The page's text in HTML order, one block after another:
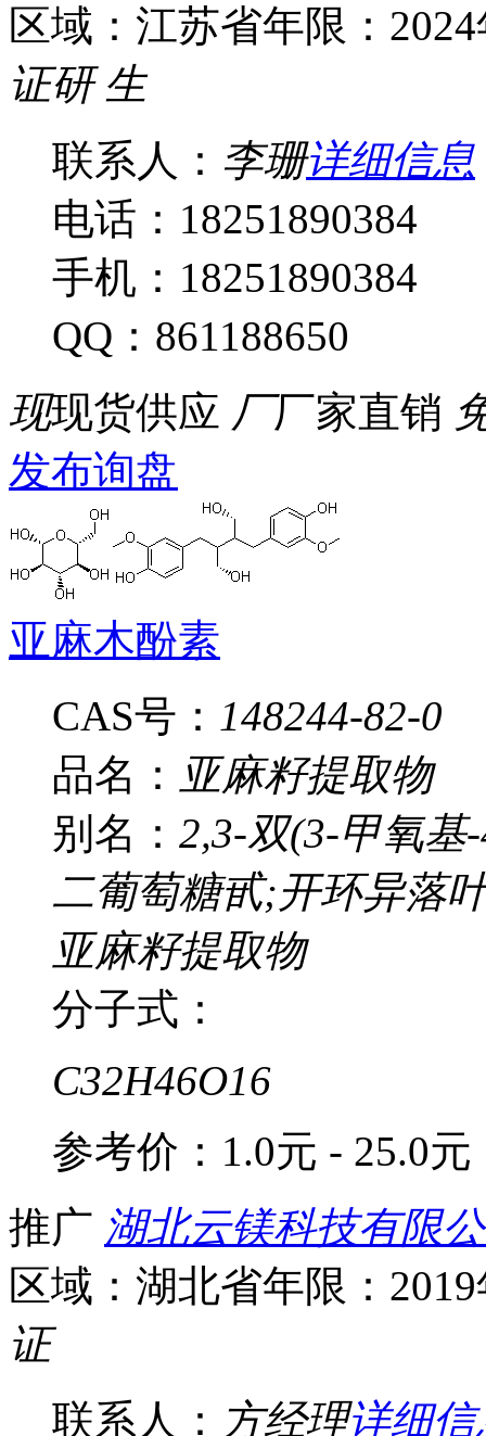
区域：江苏省年限：
证研 生
联系人： 李珊详细信息
电话：18251890384
手机：18251890384
QQ：861188650
现现货供应 厂厂家直销
发布询盘
亚麻木酚素
CAS号： 148244-82-0
品名： 亚麻籽提取物
别名： 2,3-双(3-甲氧基
二葡萄糖甙;开环异落
亚麻籽提取物
分子式：
C32H46O16
参考价： 1.0元 - 25.0元
推广 湖北云镁科技有限
区域：湖北省年限：
证
联系人： 方经理详细信